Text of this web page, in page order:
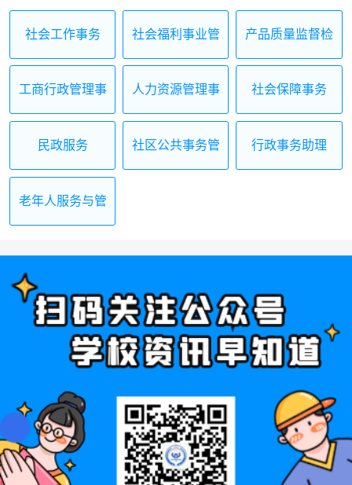
社会工作事务
社会福利事业管
产品质量监督检
工商行政管理事
人力资源管理事
社会保障事务
民政服务
社区公共事务管
行政事务助理
老年人服务与管